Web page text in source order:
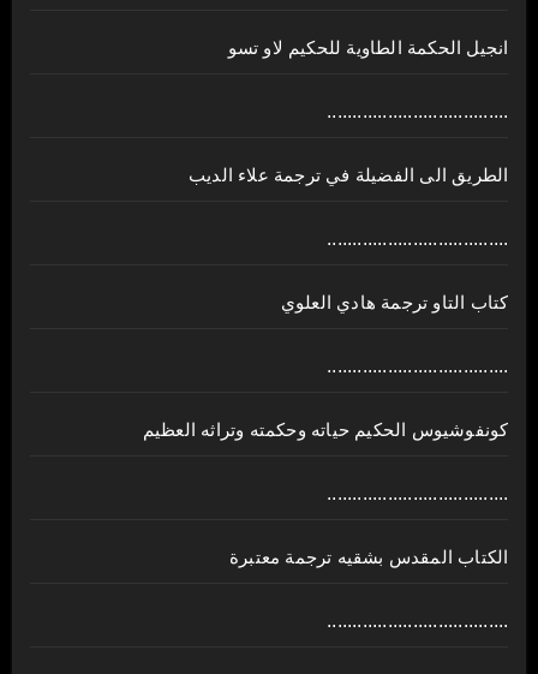
انجيل الحكمة الطاوية للحكيم لاو تسو
....................................
الطريق الى الفضيلة في ترجمة علاء الديب
....................................
كتاب التاو ترجمة هادي العلوي
....................................
كونفوشيوس الحكيم حياته وحكمته وتراثه العظيم
....................................
الكتاب المقدس بشقيه ترجمة معتبرة
....................................